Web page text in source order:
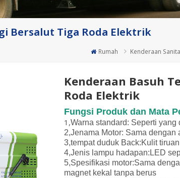
Bersalut Tiga Roda Elektrik
Rumah Kenderaan
Kenderaan Basuh
Roda Elektrik
Fungsi Produk dan Mata
1,Warna standard: Seperti yang
2,Jenama Motor: Sama dengan
3,tempat duduk Back:Kulit
4,Jenis lampu hadapan: LED
5,Spesifikasi motor:Sama
magnet kekal tanpa berus